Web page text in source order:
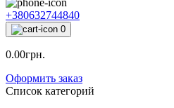
+380632744840
0
0.00грн.
Оформить заказ
Список категорий